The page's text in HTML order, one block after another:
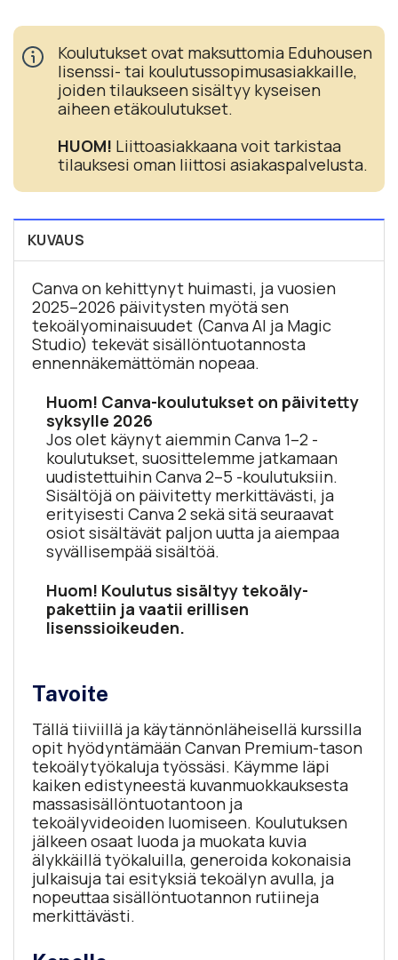
Koulutukset ovat maksuttomia Eduhousen
lisenssi- tai koulutussopimusasiakkaille,
joiden tilaukseen sisältyy kyseisen
aiheen etäkoulutukset.
HUOM! Liittoasiakkaana voit tarkistaa
tilauksesi oman liittosi asiakaspalvelusta.
KUVAUS
Canva on kehittynyt huimasti, ja vuosien
2025–2026 päivitysten myötä sen
tekoälyominaisuudet (Canva AI ja Magic
Studio) tekevät sisällöntuotannosta
ennennäkemättömän nopeaa.
Huom! Canva-koulutukset on päivitetty
syksylle 2026
Jos olet käynyt aiemmin Canva 1–2 -
koulutukset, suosittelemme jatkamaan
uudistettuihin Canva 2–5 -koulutuksiin.
Sisältöjä on päivitetty merkittävästi, ja
erityisesti Canva 2 sekä sitä seuraavat
osiot sisältävät paljon uutta ja aiempaa
syvällisempää sisältöä.
Huom! Koulutus sisältyy tekoäly-
pakettiin ja vaatii erillisen
lisenssioikeuden.
Tavoite
Tällä tiiviillä ja käytännönläheisellä kurssilla
opit hyödyntämään Canvan Premium-tason
tekoälytyökaluja työssäsi. Käymme läpi
kaiken edistyneestä kuvanmuokkauksesta
massasisällöntuotantoon ja
tekoälyvideoiden luomiseen. Koulutuksen
jälkeen osaat luoda ja muokata kuvia
älykkäillä työkaluilla, generoida kokonaisia
julkaisuja tai esityksiä tekoälyn avulla, ja
nopeuttaa sisällöntuotannon rutiineja
merkittävästi.